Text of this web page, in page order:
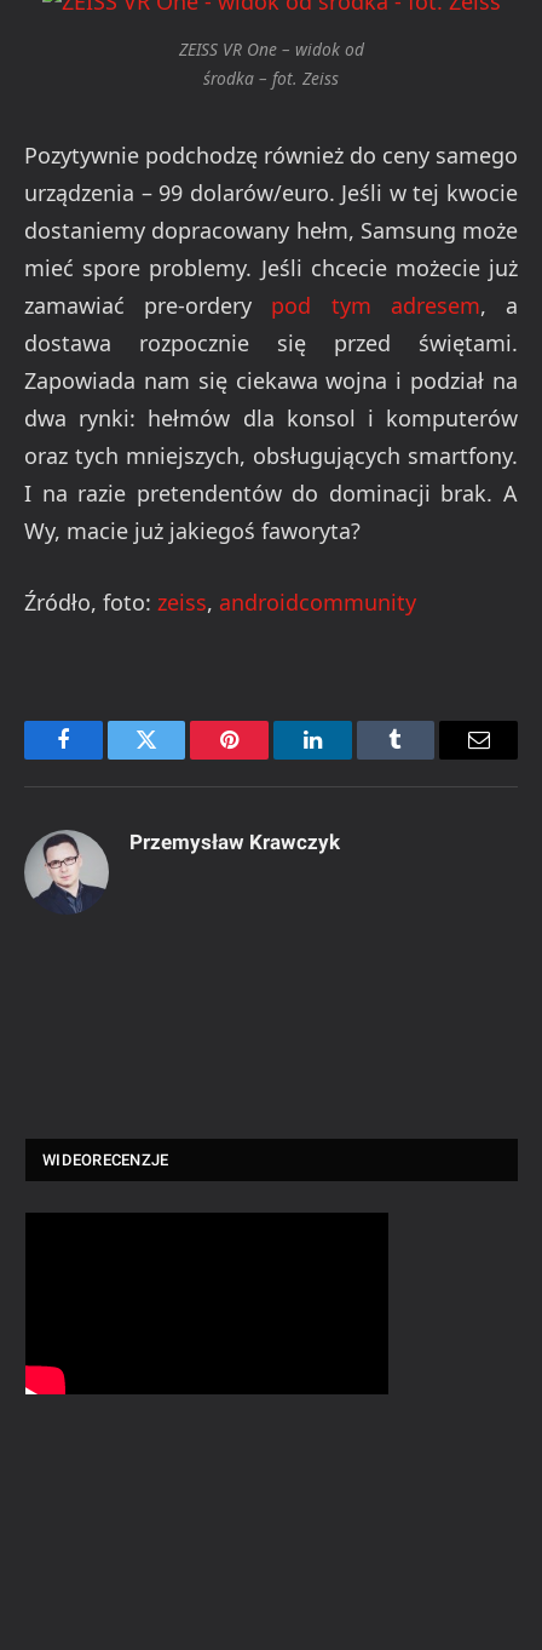
ZEISS VR One – widok od
środka – fot. Zeiss
Pozytywnie podchodzę również do ceny samego
urządzenia – 99 dolarów/euro. Jeśli w tej kwocie
dostaniemy dopracowany hełm, Samsung może
mieć spore problemy. Jeśli chcecie możecie już
zamawiać pre-ordery pod tym adresem, a
dostawa rozpocznie się przed świętami.
Zapowiada nam się ciekawa wojna i podział na
dwa rynki: hełmów dla konsol i komputerów
oraz tych mniejszych, obsługujących smartfony.
I na razie pretendentów do dominacji brak. A
Wy, macie już jakiegoś faworyta?
Źródło, foto: zeiss, androidcommunity
FacebookTwitter Pinterest LinkedInTumblr Email
Przemysław Krawczyk
WIDEORECENZJE